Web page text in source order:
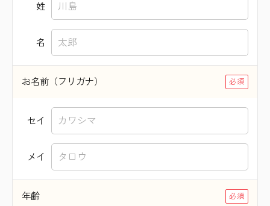
姓
名
お名前（フリガナ）
セイ
メイ
年齢